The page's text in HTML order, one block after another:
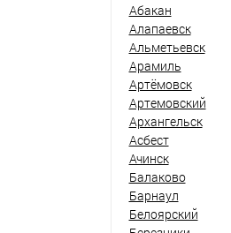
Абакан
Алапаевск
Альметьевск
Арамиль
Артёмовск
Артемовский
Архангельск
Асбест
Ачинск
Балаково
Барнаул
Белоярский